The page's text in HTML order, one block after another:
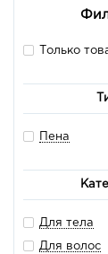
Только
Пена
Для тела
Для волос